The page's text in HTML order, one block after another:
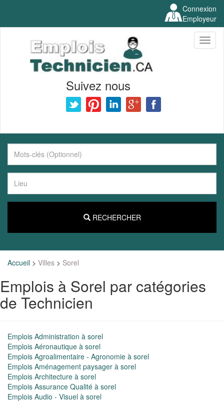
Connexion
Employeur
Suivez nous
RECHERCHER
Accueil > Villes > Sorel
Emplois à Sorel par catégories
de Technicien
Emplois Administration à sorel
Emplois Aéronautique à sorel
Emplois Agroalimentaire - Agronomie à sorel
Emplois Aménagement paysager à sorel
Emplois Architecture à sorel
Emplois Assurance Qualité à sorel
Emplois Audio - Visuel à sorel